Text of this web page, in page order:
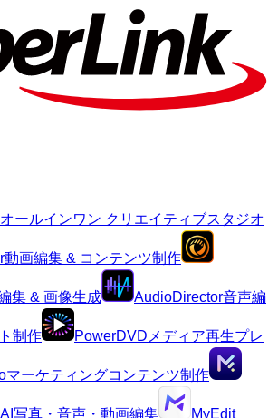
オールインワン クリエイティブスタジオ
動画編集 & コンテンツ制作
集 & 画像生成 AudioDirector音声編
制作 PowerDVD メディア再生プレ
マーケティングコンテンツ制作
写真・音声・動画編集
MyEdit